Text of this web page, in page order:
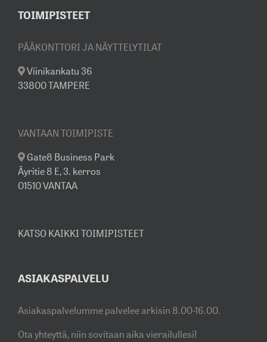
TOIMIPISTEET
PÄÄKONTTORI JA NÄYTTELYTILAT
Viinikankatu 36
33800 TAMPERE
VANTAAN TOIMIPISTE
Gate8 Business Park
Äyritie 8 E, 3. kerros
01510 VANTAA
KATSO KAIKKI TOIMIPISTEET
ASIAKASPALVELU
Asiakaspalvelumme palvelee arkisin 8.00-16.00.
Ota yhteyttä, niin sovitaan aika vierailullesi!